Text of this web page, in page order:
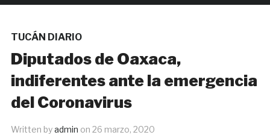
TUCÁN DIARIO
Diputados de Oaxaca,
indiferentes ante la emergencia
del Coronavirus
Written byadmin on 26 marzo, 2020